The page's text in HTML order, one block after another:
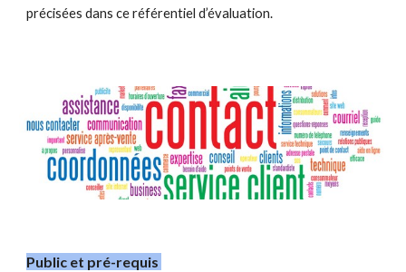
précisées dans ce référentiel d’évaluation.
Public et pré-requis